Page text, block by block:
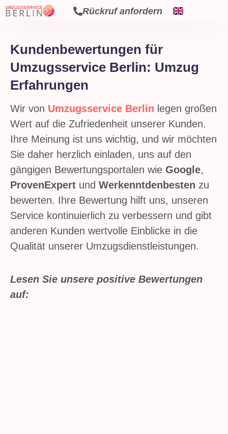
Rückruf anfordern
Kundenbewertungen für
Umzugsservice Berlin: Umzug
Erfahrungen
Wir von Umzugsservice Berlin legen großen
Wert auf die Zufriedenheit unserer Kunden.
Ihre Meinung ist uns wichtig, und wir möchten
Sie daher herzlich einladen, uns auf den
gängigen Bewertungsportalen wie Google,
ProvenExpert und Werkenntdenbesten zu
bewerten. Ihre Bewertung hilft uns, unseren
Service kontinuierlich zu verbessern und gibt
anderen Kunden wertvolle Einblicke in die
Qualität unserer Umzugsdienstleistungen.
Lesen Sie unsere positive Bewertungen
auf: